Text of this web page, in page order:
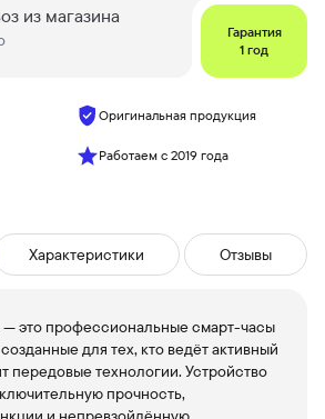
из магазина
Гарантия
1 год
Оригинальная продукция
Работаем с 2019 года
Характеристики Отзывы
— это профессиональные смарт-часы
для тех, кто ведёт активный
передовые технологии. Устройство
прочность,